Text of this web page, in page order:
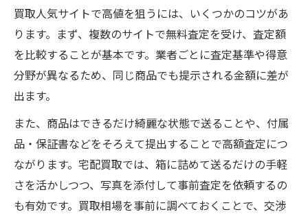
買取人気サイトで高値を狙うには、いくつかのコツがあ
ります。まず、複数のサイトで無料査定を受け、査定額
を比較することが基本です。業者ごとに査定基準や得意
分野が異なるため、同じ商品でも提示される金額に差が
出ます。
また、商品はできるだけ綺麗な状態で送ることや、付属
品・保証書などをそろえて提出することで高額査定につ
ながります。宅配買取では、箱に詰めて送るだけの手軽
さを活かしつつ、写真を添付して事前査定を依頼するの
も有効です。買取相場を事前に調べておくことで、交渉